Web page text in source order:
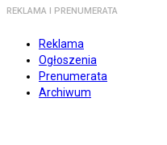
REKLAMA I PRENUMERATA
Reklama
Ogłoszenia
Prenumerata
Archiwum